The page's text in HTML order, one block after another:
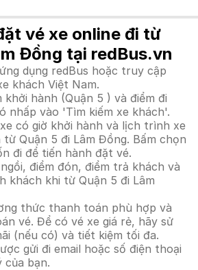
vé xe online đi từ
Đồng tại redBus.vn
dụng redBus hoặc truy cập
khách Việt Nam.
khởi hành (Quận 5 ) và điểm đi
nhấp vào 'Tìm kiếm xe khách'.
có giờ khởi hành và lịch trình xe
Quận 5 đi Lâm Đồng. Bấm chọn
đi để tiến hành đặt vé.
điểm đón, điểm trả khách và
khách khi từ Quận 5 đi Lâm
thức thanh toán phù hợp và
vé. Để có vé xe giá rẻ, hãy sử
(nếu có) và tiết kiệm tối đa.
gửi đi email hoặc số điện thoại
của bạn.